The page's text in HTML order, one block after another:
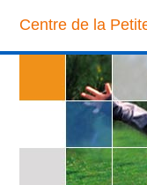
Centre de la